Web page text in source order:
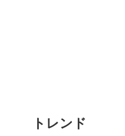
トレンド